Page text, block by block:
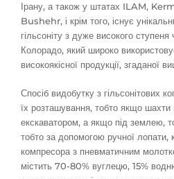
Ірану, а також у штатах ILAM,
Bushehr, і крім того, існує
гільсоніту з дуже високого
Колорадо, який широко
високоякісної продукції, згаданої
Спосіб видобутку з гільсонітових
їх розташування, тобто якщо шахти
екскаватором, а якщо під землею,
тобто за допомогою ручної лопати,
компресора з пневматичним
містить 70-80% вуглецю, 15%